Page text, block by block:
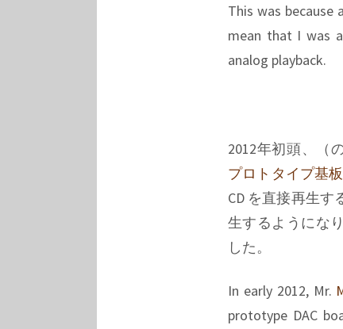
This was
mean that I was
analog playback.
2012年初頭、（
プロトタイプ基板
CD を直接再生す
生するようにな
した。
In early 2012, Mr.
prototype DAC